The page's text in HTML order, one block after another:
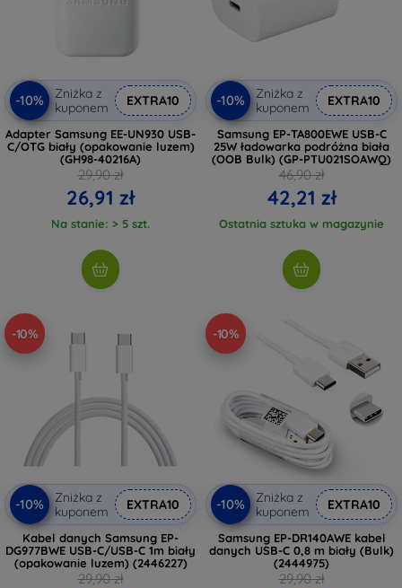
-10%
Zniżka z
kuponem
EXTRA10
Adapter Samsung EE-UN930 USB-
C/OTG biały (opakowanie luzem)
(GH98-40216A)
29,90 zł
26,91 zł
Na stanie: > 5 szt.
-10%
Zniżka z
kuponem
EXTRA10
Samsung EP-TA800EWE USB-C
25W ładowarka podróżna biała
(OOB Bulk) (GP-PTU021SOAWQ)
46,90 zł
42,21 zł
Ostatnia sztuka w magazynie
-10%
-10%
Zniżka z
kuponem
EXTRA10
Kabel danych Samsung EP-
DG977BWE USB-C/USB-C 1m biały
(opakowanie luzem) (2446227)
29,90 zł
-10%
-10%
Zniżka z
kuponem
EXTRA10
Samsung EP-DR140AWE kabel
danych USB-C 0,8 m biały (Bulk)
(2444975)
29,90 zł